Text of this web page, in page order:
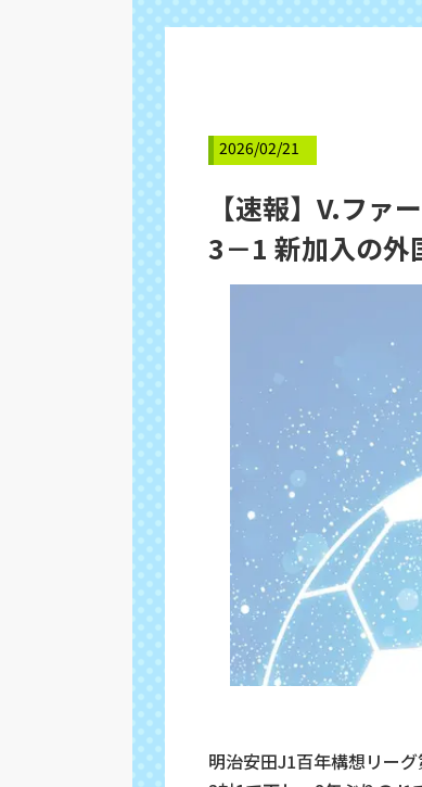
2026/02/21
【速報】V.ファ
3－1 新加入の外
明治安田J1百年構想リーグ